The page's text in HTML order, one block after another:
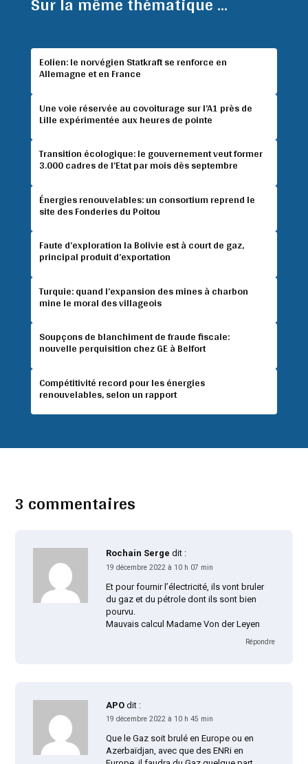
Eolien: le norvégien Statkraft se renforce en
Allemagne et en France
Une voie réservée au covoiturage sur l’A1 près de
Lille expérimentée aux heures de pointe
Transition écologique: le gouvernement veut former
3.000 cadres de l’Etat par mois dès septembre
Énergies renouvelables: un consortium reprend le
site des Fonderies du Poitou
Faute d’exploration la Bolivie est à court de gaz,
principal produit d’exportation
Turquie: quand l’expansion des mines à charbon
mine le moral des villageois
Soupçons de blanchiment de fraude fiscale:
nouvelle perquisition chez GE à Belfort
Compétitivité record pour les énergies
renouvelables, selon un rapport
3 commentaires
Rochain Serge dit :
19 décembre 2022 à 10 h 07 min
Et pour fournir l’électricité, ils vont bruler
du gaz et du pétrole dont ils sont bien
pourvu.
Mauvais calcul Madame Von der Leyen
Répondre
APO dit :
19 décembre 2022 à 10 h 45 min
Que le Gaz soit brulé en Europe ou en
Azerbaïdjan, avec que des ENRi en